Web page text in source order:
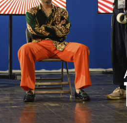
ProfilerPresse
INSTAGRAM